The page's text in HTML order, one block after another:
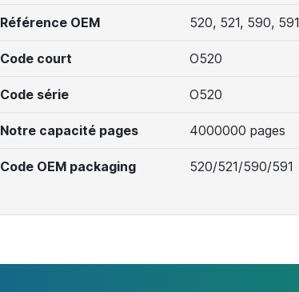
Référence OEM 520, 521, 590, 591
Code court O520
Code série O520
Notre capacité pages 4000000 pages
Code OEM packaging 520/521/590/591